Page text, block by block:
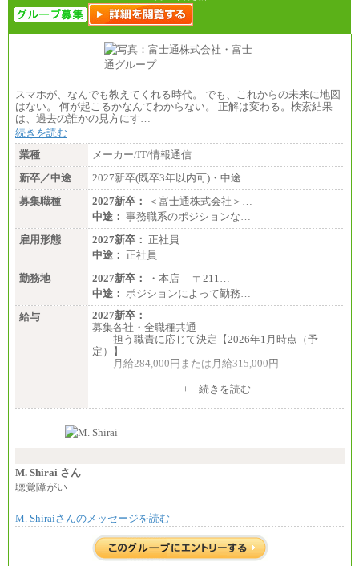
給
※詳細はJTBキャリアサイトよりご確認ください。
■(株)JTBビジネストランスフォーム
総合職 月給205,000～225,000円＋地域間調整給
エリア総合職 月給185,000円＋地域間調整給
■(株)JTBデータサービス ※2027年新卒募集終了
総合職 月給186,000～194,000円＋地域手当
※詳細はJTBキャリアサイトよりご確認ください。
■I&Jデジタルイノベーション(株)
総合職 月給224,500～242,600円＋地域手当
※詳細はJTBキャリアサイトよりご確認ください。
＜有期社員コース＞
■(株)JTBビジネストランスフォーム
有期契約職 月給185,000～195,000円
※詳細はJTBキャリアサイトよりご確認ください。
■(株)JTBパブリッシング ※2027年新卒募集終了
総合職 月給241,000円
中途：
①月給227,000円以上
②月給212,000円以上
③月給172,500円以上
④月給23万円～37万円
⑤月給20万円～25万円
⑥月給33万円～48万円
⑦月給271,000円以上
⑧～⑮月給200,000円〜月給400,000円
⑯月給185,000円以上
⑰月給237,000円以上
⑲東京：月給202,000 円以上 、京都：月給193,000 円
異なります
※試用期間中も給与に変更はございません。
スマホが、なんでも教えてくれる時代。 でも、これからの未来に地図
はない。 何が起こるかなんてわからない。 正解は変わる。検索結果
は、過去の誰かの見方にす…
続きを読む
業種
メーカー/IT/情報通信
新卒／中途
2027新卒(既卒3年以内可)・中途
募集職種
2027新卒：
＜富士通株式会社＞…
中途： 事務職系のポジションな…
雇用形態
2027新卒： 正社員
中途： 正社員
勤務地
2027新卒：
・本店 〒211…
中途： ポジションによって勤務…
給与
2027新卒：
募集各社・全職種共通
担う職責に応じて決定【2026年1月時点（予
定）】
月給284,000円または月給315,000円
※入社後早期から、自律的な業務遂行が求めら
す。
い職責を担う方については、さらに高い金額を個別
※上記に加え、所定労働時間外に勤務をした場
※試用期間中も給与に変更はございません。
+ 続きを読む
M. Shirai さん
聴覚障がい
M. Shiraiさんのメッセージを読む